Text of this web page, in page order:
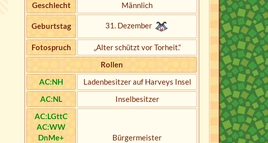
Geschlecht
Männlich
Geburtstag 31. Dezember
Fotospruch
„Alter schützt vor Torheit.“
Rollen
AC:NH
Ladenbesitzer auf Harveys Insel
AC:NL
Inselbesitzer
AC:LGttC
AC:WW
DnMe+
Bürgermeister